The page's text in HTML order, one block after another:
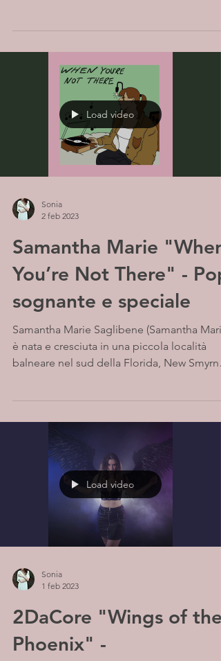
Load video
Sonia
2 feb 2023
Samantha Marie "When
You’re Not There" - Pop
sognante e speciale
Samantha Marie Saglibene (Samantha
è nata e cresciuta in una piccola località
balneare nel sud della Florida, New Smyrna
Load video
Sonia
1 feb 2023
2DaCore "Wings of the
Phoenix" -